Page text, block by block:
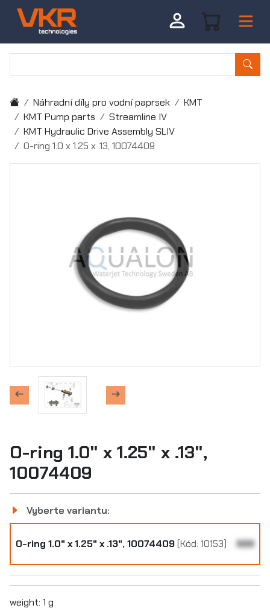
Náhradní díly pro vodní paprsek
KMT
KMT Pump parts
Streamline IV
KMT Hydraulic Drive Assembly SLIV
O-ring 1.0 x 1.25 x .13, 10074409
O-ring 1.0" x 1.25" x .13",
10074409
Vyberte variantu:
O-ring 1.0" x 1.25" x .13", 10074409(Kód: 10153) 999
weight: 1 g